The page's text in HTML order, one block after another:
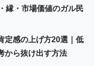
縁・市場価値のガル民
定感の上げ方20選｜低
から抜け出す方法